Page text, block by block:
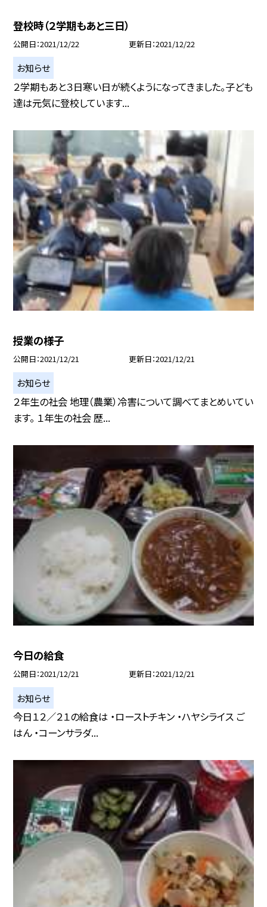
登校時（２学期もあと三日）
公開日 2021/12/22 更新日 2021/12/22
お知らせ
２学期もあと３日寒い日が続くようになってきました。子ども
達は元気に登校しています...
授業の様子
公開日 2021/12/21 更新日 2021/12/21
お知らせ
２年生の社会 地理（農業）冷害について調べてまとめいてい
ます。 １年生の社会 歴...
今日の給食
公開日 2021/12/21 更新日 2021/12/21
お知らせ
今日１２／２１の給食は ・ローストチキン ・ハヤシライス ご
はん ・コーンサラダ...